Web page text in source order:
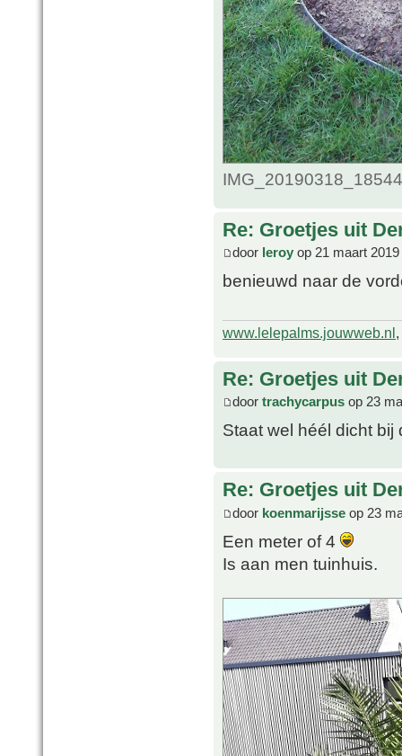
Re: Groetjes uit
door leroy op 21 maart
benieuwd naar de
www.lelepalms.jouwweb.nl
Re: Groetjes uit
door trachycarpus op 23
Staat wel héél dicht bij
Re: Groetjes uit
door koenmarijsse op 23
Een meter of 4
Is aan men tuinhuis.